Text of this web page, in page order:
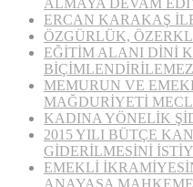
ALMAYA DEVAM
ERCAN KARAKAŞ
ÖZGÜRLÜK,
EĞİTİM ALANI DİNİ
MEMURUN VE
MAĞDURİYETİ
KADINA YÖNELİK
2015 YILI BÜTÇE
GİDERİLMESİNİ
EMEKLİ
ANAYASA